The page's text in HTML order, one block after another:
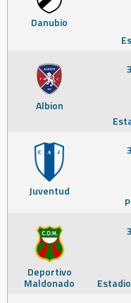
Danubio
Albion
Juventud
Deportivo
Maldonado